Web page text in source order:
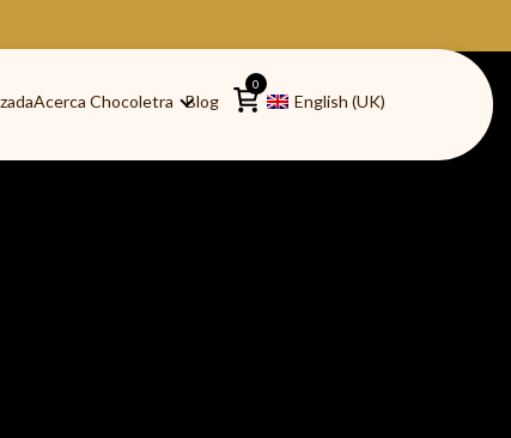
Acerca Chocoletra Blog
0
English (UK)